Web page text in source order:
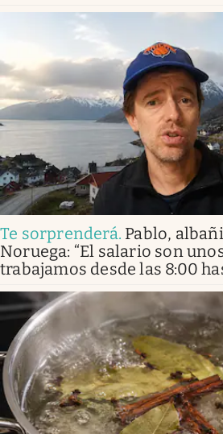
Te sorprenderá. Pablo,
Noruega: “El salario son
trabajamos desde las 8:00